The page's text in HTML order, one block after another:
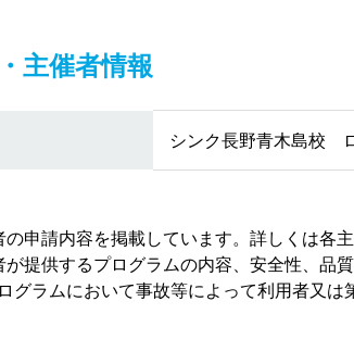
主催者情報
シンク長野青木島校
申請内容を掲載しています。詳しくは各
が提供するプログラムの内容、安全性、品
グラムにおいて事故等によって利用者又は